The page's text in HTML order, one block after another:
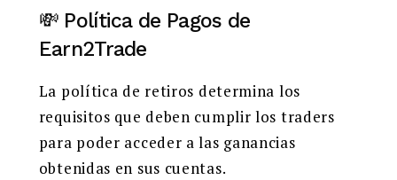
💸 Política de Pagos de
Earn2Trade
La política de retiros determina los
requisitos que deben cumplir los traders
para poder acceder a las ganancias
obtenidas en sus cuentas.